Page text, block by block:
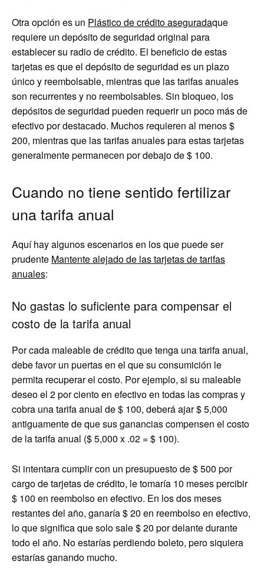
Otra opción es un Plástico de crédito aseguradaque
requiere un depósito de seguridad original para
establecer su radio de crédito. El beneficio de estas
tarjetas es que el depósito de seguridad es un plazo
único y reembolsable, mientras que las tarifas anuales
son recurrentes y no reembolsables. Sin bloqueo, los
depósitos de seguridad pueden requerir un poco más de
efectivo por destacado. Muchos requieren al menos $
200, mientras que las tarifas anuales para estas tarjetas
generalmente permanecen por debajo de $ 100.
Cuando no tiene sentido fertilizar
una tarifa anual
Aquí hay algunos escenarios en los que puede ser
prudente Mantente alejado de las tarjetas de tarifas
anuales:
No gastas lo suficiente para compensar el
costo de la tarifa anual
Por cada maleable de crédito que tenga una tarifa anual,
debe favor un puertas en el que su consumición le
permita recuperar el costo. Por ejemplo, si su maleable
deseo el 2 por ciento en efectivo en todas las compras y
cobra una tarifa anual de $ 100, deberá ajar $ 5,000
antiguamente de que sus ganancias compensen el costo
de la tarifa anual ($ 5,000 x .02 = $ 100).
Si intentara cumplir con un presupuesto de $ 500 por
cargo de tarjetas de crédito, le tomaría 10 meses percibir
$ 100 en reembolso en efectivo. En los dos meses
restantes del año, ganaría $ 20 en reembolso en efectivo,
lo que significa que solo sale $ 20 por delante durante
todo el año. No estarías perdiendo boleto, pero siquiera
estarías ganando mucho.